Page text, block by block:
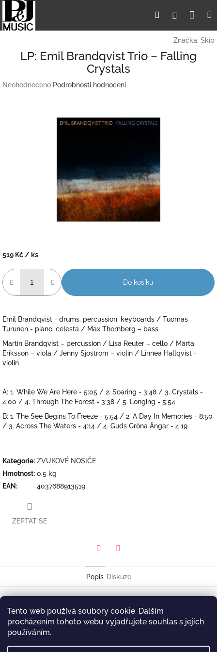
Tento web používá soubory cookie. Dalším
procházením tohoto webu vyjadřujete souhlas s jejich
používáním.
obsah
HledatPřihlášení
Značka: Skip
LP: Emil Brandqvist Trio – Falling
Crystals
Průměrné
Neohodnoceno Podrobnosti hodnocení
519 Kč / ks
cena:
Do košíku
Emil Brandqvist - drums, percussion, keyboards / Tuomas
Turunen - piano, celesta / Max Thornberg – bass
Martin Brandqvist – percussion / Lisa Reuter – cello / Märta
Eriksson – viola / Jenny Sjöström – violin / Linnea Hällqvist -
violin
A: 1. While We Are Here - 5:05 / 2. Soaring - 3:48 / 3. Crystals -
4:00 / 4. Through The Forest - 3:38 / 5. Longing - 5:54
B: 1. The See Begins To Freeze - 5:54 / 2. A Day In Memories - 8:50
/ 3. Across The Waters - 4:14 / 4. Guds Gröna Ängar - 4:19
Kategorie: ZVUKOVÉ NOSIČE
Hmotnost: 0.5 kg
EAN : 4037688913519
ZEPTAT SE
Popis Diskuze
Falling Crystals
Skip Records SKL 9135-1